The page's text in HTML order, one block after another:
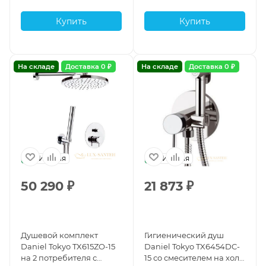
Наборы 2
Полотенцедержатели
Со встроенным смесителем
Стаканы для зубных щеток
Купить Купить
На складе Доставка 0 ₽
Италия
50 290 ₽
Душевой комплект
Daniel Tokyo TX615ZO-15
на 2 потребителя с
На складе Доставка 0 ₽
Италия
21 873₽
Гигиенический душ
Daniel Tokyo TX6454DC-
15 со смесителем на хол./